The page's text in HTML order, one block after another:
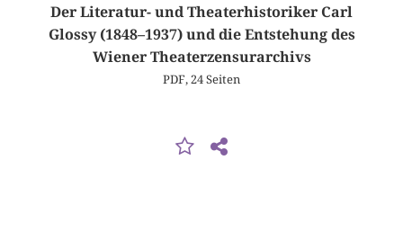
Der Literatur- und Theaterhistoriker Carl
Glossy (1848–1937) und die Entstehung des
Wiener Theaterzensurarchivs
PDF, 24 Seiten